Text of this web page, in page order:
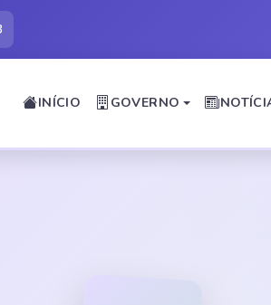
INÍCIO GOVERNO